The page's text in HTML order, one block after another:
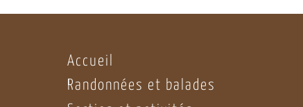
Accueil
Randonnées et balades